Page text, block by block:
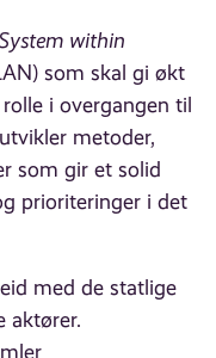
within
som skal gi økt
i overgangen til
metoder,
som gir et solid
prioriteringer i det
med de statlige
aktører.